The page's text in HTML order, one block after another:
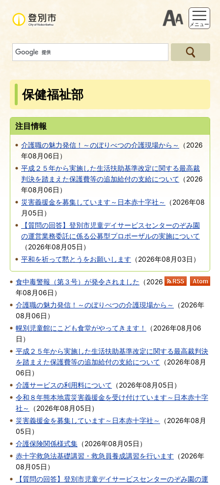
支援ツー
メニュー
保健福祉部
注目情報
介護職の魅力発信！～のぼりべつの介護現場から～ （2026
年08月06日 ）
平成２５年から実施した生活扶助基準改定に関する最高裁
判決を踏まえた保護費等の追加給付の支給について （2026
年08月06日 ）
災害義援金を募集しています～日本赤十字社～
（2026年08
月05日 ）
【質問の回答】登別市児童デイサービスセンターのぞみ園
の運営業務委託に係る公募型プロポーザルの実施について
（2026年08月05日 ）
平和を祈って黙とうをお願いします （2026年08月03日 ）
RSS
食中毒警報（第３号）が発令されました （2026
年08月06日 ）
介護職の魅力発信！～のぼりべつの介護現場から～
（2026年
08月06日 ）
幌別児童館にこども食堂がやってきます！
（2026年08月06
日 ）
平成２５年から実施した生活扶助基準改定に関する最高裁判決
を踏まえた保護費等の追加給付の支給について （2026年08月
06日 ）
介護サービスの利用料について （2026年08月05日 ）
令和８年熊本地震災害義援金を受け付けています～日本赤十字
社～
（2026年08月05日 ）
災害義援金を募集しています～日本赤十字社～
（2026年08月
05日 ）
介護保険関係様式集 （2026年08月05日 ）
赤十字救急法基礎講習・救急員養成講習を行います （2026年
08月05日 ）
【質問の回答】登別市児童デイサービスセンターのぞみ園の運